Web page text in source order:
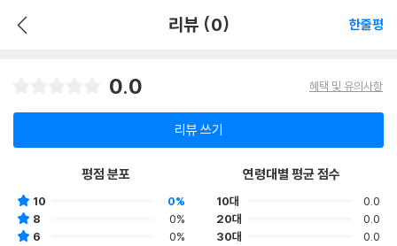
리뷰 (0) 한줄평
0.0 혜택 및 유의사항
리뷰 쓰기
평점 분포
10
0%
8
0%
6
0%
연령대별 평균 점수
10대
0.0
20대
0.0
30대
0.0